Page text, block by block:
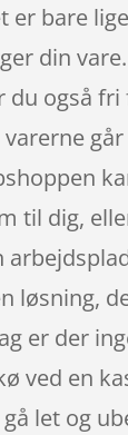
er bare
din
du også fri
til dig,
løsning,
er der
ved en
let og